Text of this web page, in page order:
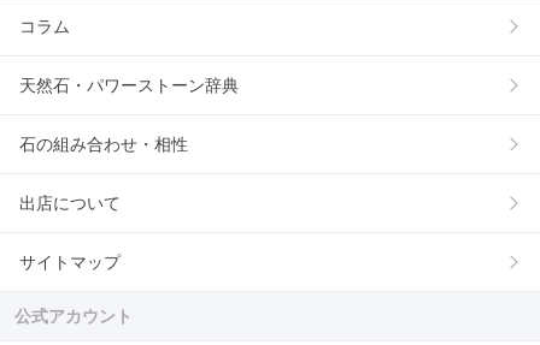
コラム
天然石・パワーストーン辞典
石の組み合わせ・相性
出店について
サイトマップ
公式アカウント